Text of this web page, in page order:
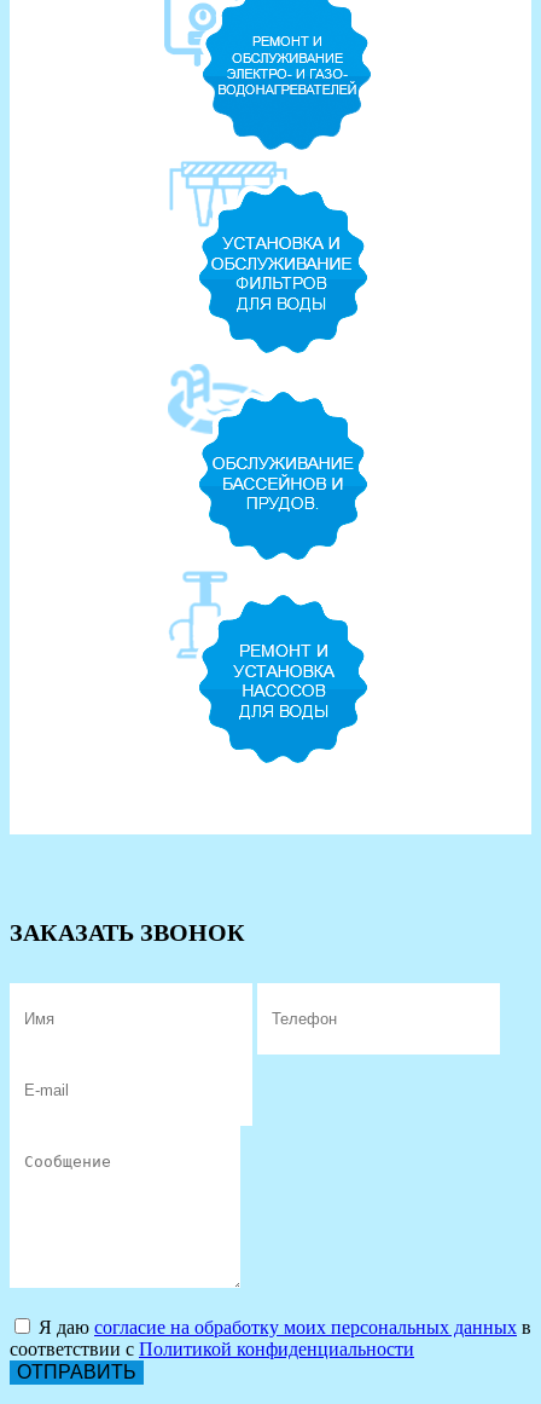
ЗАКАЗАТЬ ЗВОНОК
Я даю согласие на обработку моих персональных данных в
соответствии с Политикой конфиденциальности
ОТПРАВИТЬ